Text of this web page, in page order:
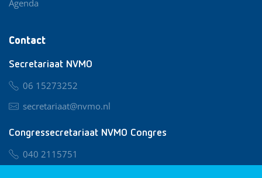
Contact
Secretariaat NVMO
06 15273252
secretariaat@nvmo.nl
Congressecretariaat NVMO Congres
040 2115751
Agenda